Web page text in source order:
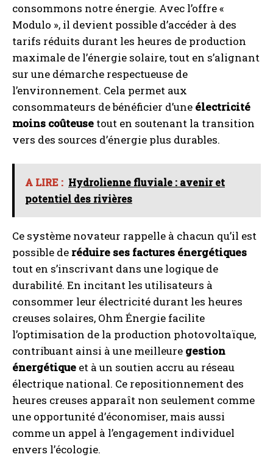
consommons notre énergie. Avec l’offre «
Modulo », il devient possible d’accéder à des
tarifs réduits durant les heures de production
maximale de l’énergie solaire, tout en s’alignant
sur une démarche respectueuse de
l’environnement. Cela permet aux
consommateurs de bénéficier d’une électricité
moins coûteuse tout en soutenant la transition
vers des sources d’énergie plus durables.
A LIRE : Hydrolienne fluviale : avenir et
potentiel des rivières
Ce système novateur rappelle à chacun qu’il est
possible de réduire ses factures énergétiques
tout en s’inscrivant dans une logique de
durabilité. En incitant les utilisateurs à
consommer leur électricité durant les heures
creuses solaires, Ohm Énergie facilite
l’optimisation de la production photovoltaïque,
contribuant ainsi à une meilleure gestion
énergétique et à un soutien accru au réseau
électrique national. Ce repositionnement des
heures creuses apparaît non seulement comme
une opportunité d’économiser, mais aussi
comme un appel à l’engagement individuel
envers l’écologie.